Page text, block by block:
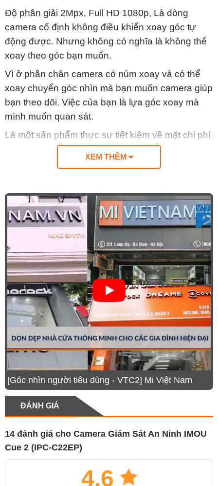
Độ phân giải 2Mpx, Full HD 1080p, Là dòng
camera cố định không điều khiển xoay góc tự
động được. Nhưng không có nghĩa là không thể
xoay theo góc bạn muốn.
Vì ở phần chân camera có núm xoay và có thể
xoay chuyển góc nhìn mà bạn muốn camera giúp
bạn theo dõi. Việc của bạn là lựa góc xoay mà
mình muốn quan sát.
Là một sản phẩm thực sự tiết kiệm về mặt chi phí
với những góc quay cố định với nhiều tính năng
Mục lục
Tính năng theo dõi và nhận dạng người lạ.
2.Tính năng đàm thoại 2 chiều, điều chỉnh độ lợi và
Tích hợp đèn hồng ngoại, quan sát tốt cả vào ban
XEM THÊM
[Góc nhìn người tiêu dùng - VTC2] Mi Việt Nam
ĐÁNH GIÁ
14 đánh giá cho Camera Giám Sát An Ninh IMOU
Cue 2 (IPC-C22EP)
4.6